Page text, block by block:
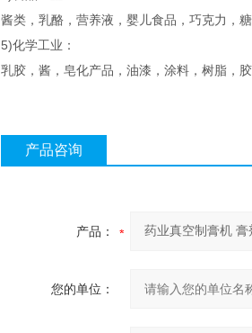
酱类，乳酪，营养液，婴儿食品，巧克力，糖
5)化学工业：
乳胶，酱，皂化产品，油漆，涂料，树脂，
产品咨询
产品：
您的单位：